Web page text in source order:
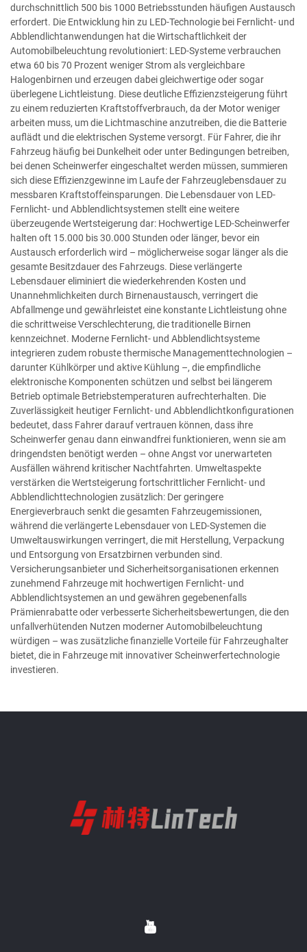
durchschnittlich 500 bis 1000 Betriebsstunden häufigen Austausch
erfordert. Die Entwicklung hin zu LED-Technologie bei Fernlicht- und
Abblendlichtanwendungen hat die Wirtschaftlichkeit der
Automobilbeleuchtung revolutioniert: LED-Systeme verbrauchen
etwa 60 bis 70 Prozent weniger Strom als vergleichbare
Halogenbirnen und erzeugen dabei gleichwertige oder sogar
überlegene Lichtleistung. Diese deutliche Effizienzsteigerung führt
zu einem reduzierten Kraftstoffverbrauch, da der Motor weniger
arbeiten muss, um die Lichtmaschine anzutreiben, die die Batterie
auflädt und die elektrischen Systeme versorgt. Für Fahrer, die ihr
Fahrzeug häufig bei Dunkelheit oder unter Bedingungen betreiben,
bei denen Scheinwerfer eingeschaltet werden müssen, summieren
sich diese Effizienzgewinne im Laufe der Fahrzeuglebensdauer zu
messbaren Kraftstoffeinsparungen. Die Lebensdauer von LED-
Fernlicht- und Abblendlichtsystemen stellt eine weitere
überzeugende Wertsteigerung dar: Hochwertige LED-Scheinwerfer
halten oft 15.000 bis 30.000 Stunden oder länger, bevor ein
Austausch erforderlich wird – möglicherweise sogar länger als die
gesamte Besitzdauer des Fahrzeugs. Diese verlängerte
Lebensdauer eliminiert die wiederkehrenden Kosten und
Unannehmlichkeiten durch Birnenaustausch, verringert die
Abfallmenge und gewährleistet eine konstante Lichtleistung ohne
die schrittweise Verschlechterung, die traditionelle Birnen
kennzeichnet. Moderne Fernlicht- und Abblendlichtsysteme
integrieren zudem robuste thermische Managementtechnologien –
darunter Kühlkörper und aktive Kühlung –, die empfindliche
elektronische Komponenten schützen und selbst bei längerem
Betrieb optimale Betriebstemperaturen aufrechterhalten. Die
Zuverlässigkeit heutiger Fernlicht- und Abblendlichtkonfigurationen
bedeutet, dass Fahrer darauf vertrauen können, dass ihre
Scheinwerfer genau dann einwandfrei funktionieren, wenn sie am
dringendsten benötigt werden – ohne Angst vor unerwarteten
Ausfällen während kritischer Nachtfahrten. Umweltaspekte
verstärken die Wertsteigerung fortschrittlicher Fernlicht- und
Abblendlichttechnologien zusätzlich: Der geringere
Energieverbrauch senkt die gesamten Fahrzeugemissionen,
während die verlängerte Lebensdauer von LED-Systemen die
Umweltauswirkungen verringert, die mit Herstellung, Verpackung
und Entsorgung von Ersatzbirnen verbunden sind.
Versicherungsanbieter und Sicherheitsorganisationen erkennen
zunehmend Fahrzeuge mit hochwertigen Fernlicht- und
Abblendlichtsystemen an und gewähren gegebenenfalls
Prämienrabatte oder verbesserte Sicherheitsbewertungen, die den
unfallverhütenden Nutzen moderner Automobilbeleuchtung
würdigen – was zusätzliche finanzielle Vorteile für Fahrzeughalter
bietet, die in Fahrzeuge mit innovativer Scheinwerfertechnologie
investieren.